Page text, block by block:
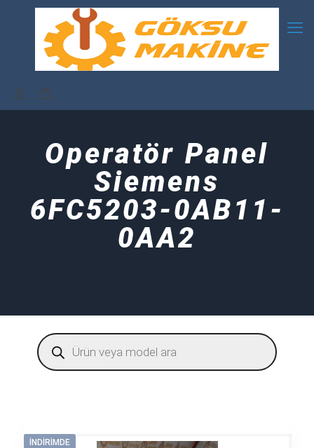
Operatör Panel
Siemens
6FC5203-0AB11-
0AA2
Products
search
İNDIRIMDE